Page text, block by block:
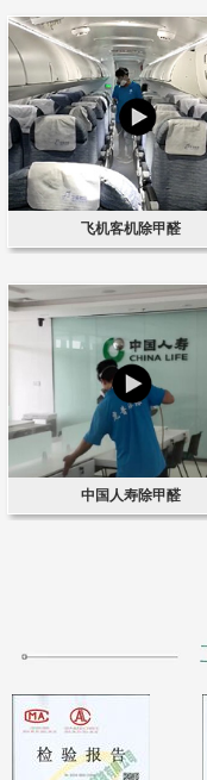
飞机客机除甲醛
中国人寿除甲醛